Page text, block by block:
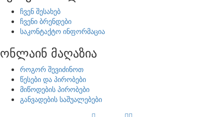
ჩვენ შესახებ
ჩვენი ბრენდები
საკონტაქტო ინფორმაცია
ონლაინ მაღაზია
როგორ შევიძინოთ
წესები და პირობები
მიწოდების პირობები
განვადების საშუალებები